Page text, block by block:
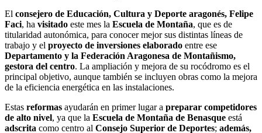
El consejero de Educación, Cultura y Deporte aragonés, Felipe
Faci, ha visitado este mes la Escuela de Montaña, que es de
titularidad autonómica, para conocer mejor sus distintas líneas de
trabajo y el proyecto de inversiones elaborado entre ese
Departamento y la Federación Aragonesa de Montañismo,
gestora del centro. La ampliación y mejora de su rocódromo es el
principal objetivo, aunque también se incluyen obras como la mejora
de la eficiencia energética en las instalaciones.
Estas reformas ayudarán en primer lugar a preparar competidores
de alto nivel, ya que la Escuela de Montaña de Benasque está
adscrita como centro al Consejo Superior de Deportes; además,